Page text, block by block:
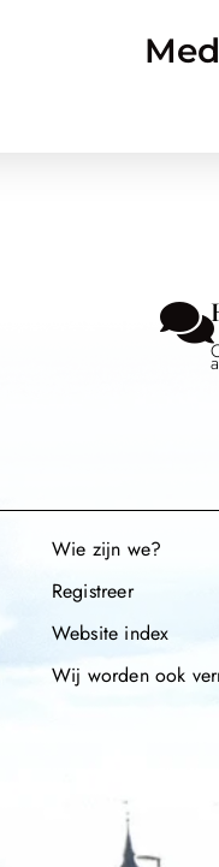
Wie zijn we?
Registreer
Website index
Wij worden ook